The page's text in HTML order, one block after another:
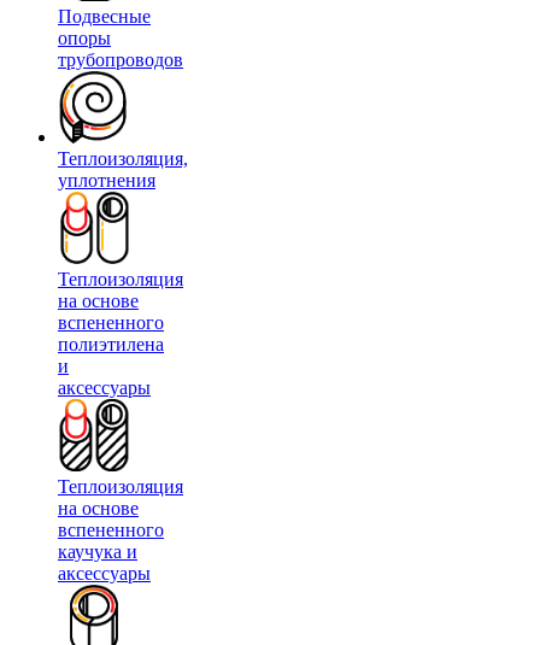
Подвесные
опоры
трубопроводов
Теплоизоляция,
уплотнения
Теплоизоляция
на основе
вспененного
полиэтилена
и
аксессуары
Теплоизоляция
на основе
вспененного
каучука и
аксессуары